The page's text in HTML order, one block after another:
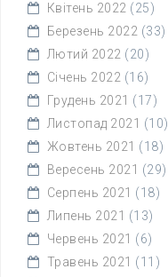
Квітень 2022 (25)
Березень 2022 (33)
Лютий 2022 (20)
Січень 2022 (16)
Грудень 2021 (17)
Листопад 2021 (10)
Жовтень 2021 (18)
Вересень 2021 (29)
Серпень 2021 (18)
Липень 2021 (13)
Червень 2021 (6)
Травень 2021 (11)